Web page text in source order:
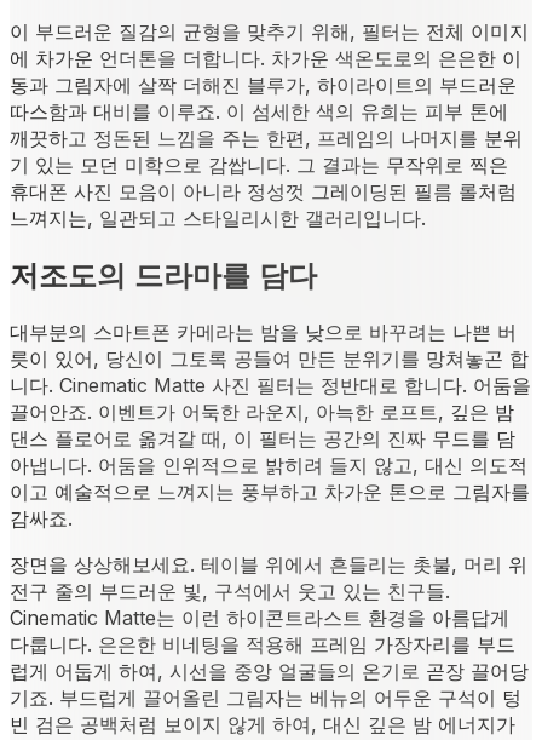
이 부드러운 질감의 균형을 맞추기 위해, 필터는 전체 이미지
에 차가운 언더톤을 더합니다. 차가운 색온도로의 은은한 이
동과 그림자에 살짝 더해진 블루가, 하이라이트의 부드러운
따스함과 대비를 이루죠. 이 섬세한 색의 유희는 피부 톤에
깨끗하고 정돈된 느낌을 주는 한편, 프레임의 나머지를 분위
기 있는 모던 미학으로 감쌉니다. 그 결과는 무작위로 찍은
휴대폰 사진 모음이 아니라 정성껏 그레이딩된 필름 롤처럼
느껴지는, 일관되고 스타일리시한 갤러리입니다.
저조도의 드라마를 담다
대부분의 스마트폰 카메라는 밤을 낮으로 바꾸려는 나쁜 버
릇이 있어, 당신이 그토록 공들여 만든 분위기를 망쳐놓곤 합
니다. Cinematic Matte 사진 필터는 정반대로 합니다. 어둠을
끌어안죠. 이벤트가 어둑한 라운지, 아늑한 로프트, 깊은 밤
댄스 플로어로 옮겨갈 때, 이 필터는 공간의 진짜 무드를 담
아냅니다. 어둠을 인위적으로 밝히려 들지 않고, 대신 의도적
이고 예술적으로 느껴지는 풍부하고 차가운 톤으로 그림자를
감싸죠.
장면을 상상해보세요. 테이블 위에서 흔들리는 촛불, 머리 위
전구 줄의 부드러운 빛, 구석에서 웃고 있는 친구들.
Cinematic Matte는 이런 하이콘트라스트 환경을 아름답게
다룹니다. 은은한 비네팅을 적용해 프레임 가장자리를 부드
럽게 어둡게 하여, 시선을 중앙 얼굴들의 온기로 곧장 끌어당
기죠. 부드럽게 끌어올린 그림자는 베뉴의 어두운 구석이 텅
빈 검은 공백처럼 보이지 않게 하여, 대신 깊은 밤 에너지가